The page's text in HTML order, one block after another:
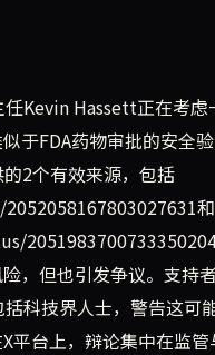
Kevin Hassett正在考虑
于FDA药物审批的安全
2个有效来源，包括
和
，但也引发争议。支持
科技界人士，警告这可
平台上，辩论集中在监管